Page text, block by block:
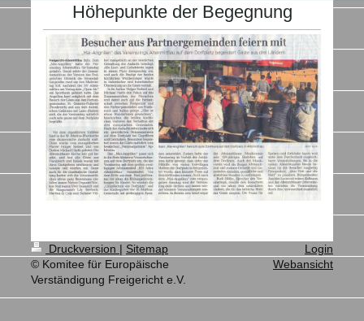
Höhepunkte der Begegnung
Druckversion | Sitemap
© Komitee für Europäische
Verständigung Freigericht e.V.
Login
Webansicht